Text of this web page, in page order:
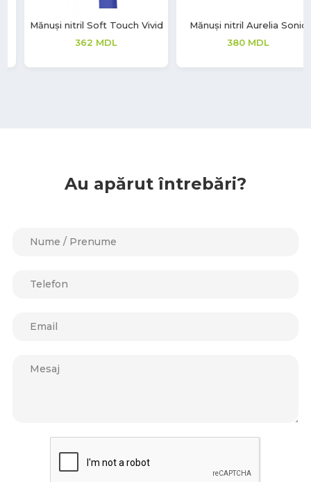
Mănuși nitril Aurelia Sonic
380MDL
Mănuși vinil Soft Touch
220MDL
Au apărut întrebări?